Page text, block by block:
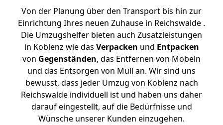
Von der Planung über den Transport bis hin zur
Einrichtung Ihres neuen Zuhause in Reichswalde .
Die Umzugshelfer bieten auch Zusatzleistungen
in Koblenz wie das Verpacken und Entpacken
von Gegenständen, das Entfernen von Möbeln
und das Entsorgen von Müll an. Wir sind uns
bewusst, dass jeder Umzug von Koblenz nach
Reichswalde individuell ist und haben uns daher
darauf eingestellt, auf die Bedürfnisse und
Wünsche unserer Kunden einzugehen.